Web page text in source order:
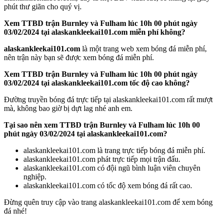
03/02/2024 tại alaskankleekai101.com miễn phí không?
alaskankleekai101.com
nên trận này bạn sẽ được xem bóng đá miễn phí.
Xem TTBD trận Burnley và Fulham lúc 10h 00 phút ngày
03/02/2024 tại alaskankleekai101.com tốc độ cao không?
Đường truyền bóng đá trực tiếp tại alaskankleekai101.com rất mượt
mà, không bao giờ bị dựt lag nhé anh em.
Tại sao nên xem TTBD trận Burnley và Fulham lúc 10h 00
phút ngày 03/02/2024 tại alaskankleekai101.com?
alaskankleekai101.com là trang trực tiếp bóng đá miễn phí.
alaskankleekai101.com phát trực tiếp mọi trận đấu.
alaskankleekai101.com có đội ngũ bình luận viên chuyên
nghiệp.
alaskankleekai101.com có tốc độ xem bóng đá rất cao.
Đừng quên truy cập vào trang alaskankleekai101.com để xem bóng
đá nhé!